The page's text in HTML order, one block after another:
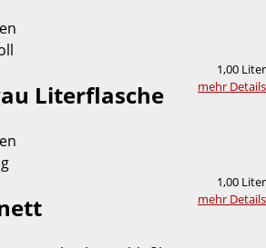
1,00 Liter
mehr Details
Literflasche
1,00 Liter
mehr Details